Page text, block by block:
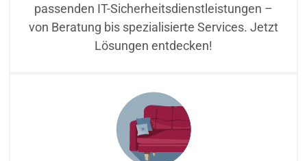
passenden IT-Sicherheitsdienstleistungen –
von Beratung bis spezialisierte Services. Jetzt
Lösungen entdecken!